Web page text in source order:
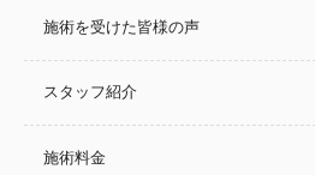
施術を受けた皆様の声
スタッフ紹介
施術料金